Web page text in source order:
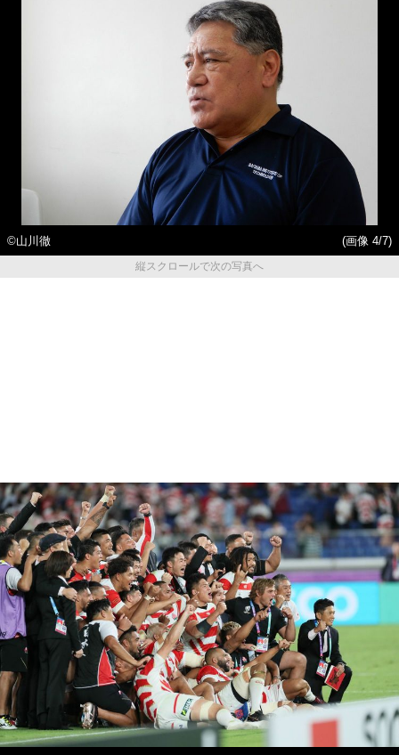
©山川徹
(画像 4/7)
縦スクロールで次の写真へ